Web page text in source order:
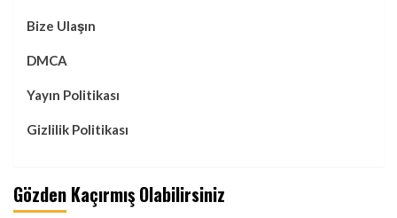
Bize Ulaşın
DMCA
Yayın Politikası
Gizlilik Politikası
Gözden Kaçırmış Olabilirsiniz